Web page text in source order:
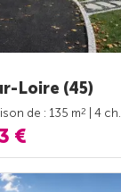
Loire (45)
de : 135 m2
| 4 ch.
€